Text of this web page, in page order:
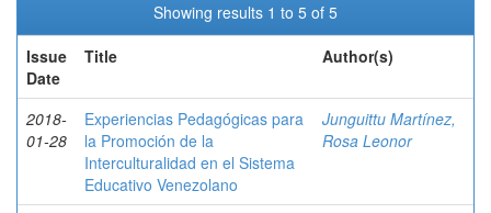
Showing results 1 to 5 of 5
Issue
Date
Title Author(s)
2018-
01-28
Experiencias Pedagógicas para
la Promoción de la
Interculturalidad en el Sistema
Educativo Venezolano
Junguittu Martínez,
Rosa Leonor